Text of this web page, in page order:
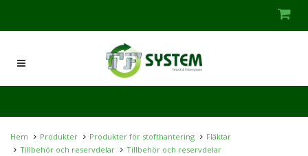
Hem Produkter Produkter för stofthantering
Fläktar
Tillbehör och reservdelar
Tillbehör och reservdelar